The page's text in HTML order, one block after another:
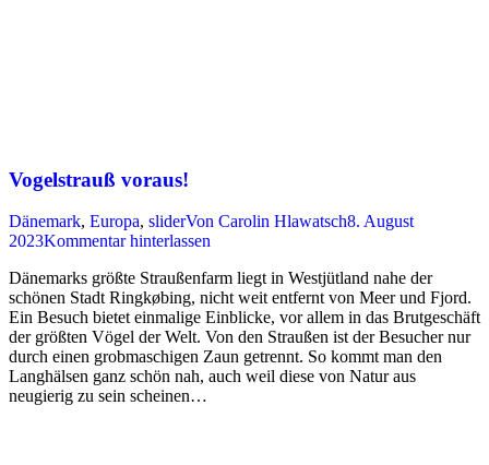
Vogelstrauß voraus!
Dänemark, Europa, sliderVon Carolin Hlawatsch8. August
2023Kommentar hinterlassen
Dänemarks größte Straußenfarm liegt in Westjütland nahe der
schönen Stadt Ringkøbing, nicht weit entfernt von Meer und Fjord.
Ein Besuch bietet einmalige Einblicke, vor allem in das Brutgeschäft
der größten Vögel der Welt. Von den Straußen ist der Besucher nur
durch einen grobmaschigen Zaun getrennt. So kommt man den
Langhälsen ganz schön nah, auch weil diese von Natur aus
neugierig zu sein scheinen…